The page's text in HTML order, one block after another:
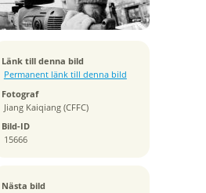
Länk till denna bild
Permanent länk till denna bild
Fotograf
Jiang Kaiqiang (CFFC)
Bild-ID
15666
f/2.8
Kamera
Tagen
2011:04:21 13:06:05
ISO
100
Brännvidd
40 mm
Nästa bild